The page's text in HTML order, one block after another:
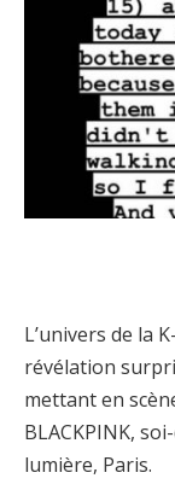
L’univers de la
révélation
mettant en
BLACKPINK,
lumière, Paris.